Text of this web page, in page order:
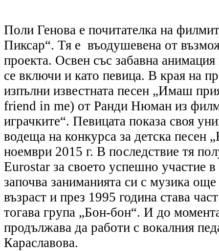
Поли Генова е почитателка на
Пиксар“. Тя е въодушевена от
проекта. Освен със забавна
се включи и като певица. В края на
изпълни известната песен „Имаш
friend in me) от Ранди Нюман из
играчките“. Певицата показа своя
водеща на конкурса за детска песен
ноември 2015 г. В последствие тя
Eurostar за своето успешно участие
започва заниманията си с музика
възраст и през 1995 година става
тогава група „Бон-бон“. И до
продължава да работи с вокалния
Караславова.